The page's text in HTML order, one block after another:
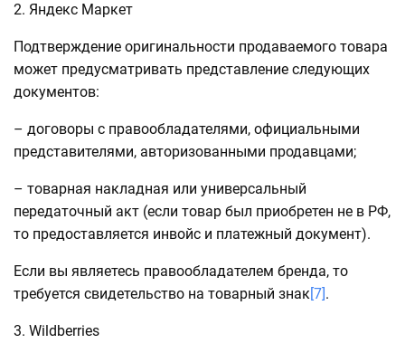
2. Яндекс Маркет
Подтверждение оригинальности продаваемого товара
может предусматривать представление следующих
документов:
– договоры с правообладателями, официальными
представителями, авторизованными продавцами;
– товарная накладная или универсальный
передаточный акт (если товар был приобретен не в РФ,
то предоставляется инвойс и платежный документ).
Если вы являетесь правообладателем бренда, то
требуется свидетельство на товарный знак[7] .
3. Wildberries